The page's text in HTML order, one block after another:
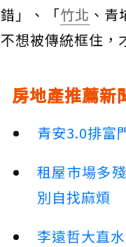
錯」、「竹北 、
不想被傳統框住，
房地產推薦新
青安3.0排富
租屋市場多
別自找麻煩
李遠哲大直